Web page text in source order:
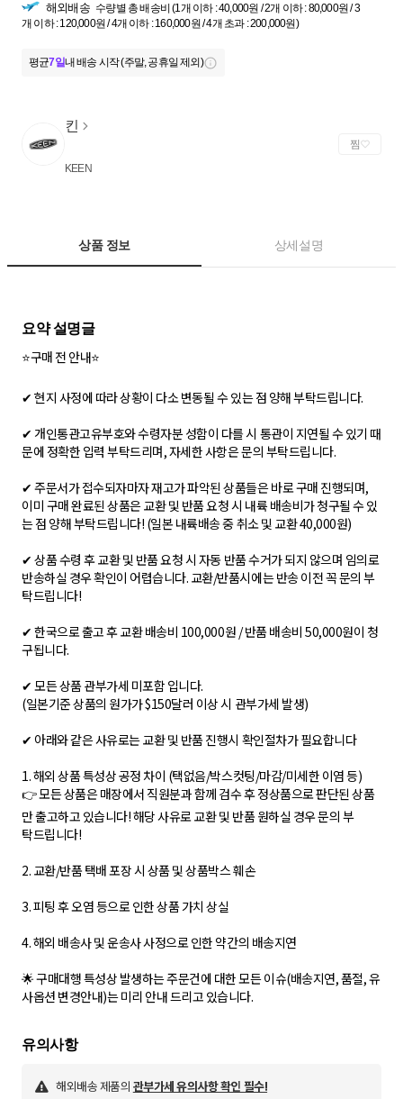
해외배송 수량별 총 배송비 (1개 이하 : 40,000원 / 2개 이하 : 80,000원 / 3
개 이하 : 120,000원 / 4개 이하 : 160,000원 / 4개 초과 : 200,000원)
평균7일내 배송 시작 (주말, 공휴일 제외)
킨
KEEN
찜
상품 정보 상세설명
요약 설명글
⭐구매 전 안내⭐
✔ 현지 사정에 따라 상황이 다소 변동될 수 있는 점 양해 부탁드립니다.
✔ 개인통관고유부호와 수령자분 성함이 다를 시 통관이 지연될 수 있기 때
문에 정확한 입력 부탁드리며, 자세한 사항은 문의 부탁드립니다.
✔ 주문서가 접수되자마자 재고가 파악된 상품들은 바로 구매 진행되며,
이미 구매 완료된 상품은 교환 및 반품 요청 시 내륙 배송비가 청구될 수 있
는 점 양해 부탁드립니다! (일본 내륙배송 중 취소 및 교환 40,000원)
✔ 상품 수령 후 교환 및 반품 요청 시 자동 반품 수거가 되지 않으며 임의로
반송하실 경우 확인이 어렵습니다. 교환/반품시에는 반송 이전 꼭 문의 부
탁드립니다!
✔ 한국으로 출고 후 교환 배송비 100,000원 / 반품 배송비 50,000원이 청
구됩니다.
✔ 모든 상품 관부가세 미포함 입니다.
(일본기준 상품의 원가가 $150달러 이상 시 관부가세 발생)
✔ 아래와 같은 사유로는 교환 및 반품 진행시 확인절차가 필요합니다
1. 해외 상품 특성상 공정 차이 (택없음/박스컷팅/마감/미세한 이염 등)
👉 모든 상품은 매장에서 직원분과 함께 검수 후 정상품으로 판단된 상품
만 출고하고 있습니다! 해당 사유로 교환 및 반품 원하실 경우 문의 부
탁드립니다!
2. 교환/반품 택배 포장 시 상품 및 상품박스 훼손
3. 피팅 후 오염 등으로 인한 상품 가치 상실
4. 해외 배송사 및 운송사 사정으로 인한 약간의 배송지연
🌟 구매대행 특성상 발생하는 주문건에 대한 모든 이슈(배송지연, 품절, 유
사옵션 변경안내)는 미리 안내 드리고 있습니다.
유의사항
해외배송 제품의 관부가세 유의사항 확인 필수!